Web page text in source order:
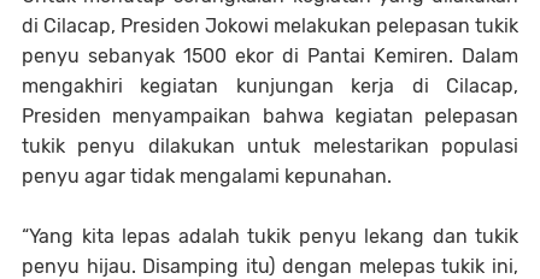
di Cilacap, Presiden Jokowi melakukan pelepasan tukik
penyu sebanyak 1500 ekor di Pantai Kemiren. Dalam
mengakhiri kegiatan kunjungan kerja di Cilacap,
Presiden menyampaikan bahwa kegiatan pelepasan
tukik penyu dilakukan untuk melestarikan populasi
penyu agar tidak mengalami kepunahan.
“Yang kita lepas adalah tukik penyu lekang dan tukik
penyu hijau. Disamping itu) dengan melepas tukik ini,